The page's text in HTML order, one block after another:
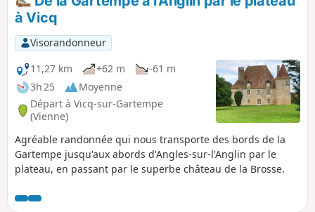
à Vicq
Visorandonneur
11,27 km
+62 m
-61 m
3h 25
Moyenne
Départ à Vicq-sur-Gartempe
(Vienne)
Agréable randonnée qui nous transporte des bords de la
Gartempe jusqu'aux abords d'Angles-sur-l'Anglin par le
plateau, en passant par le superbe château de la Brosse.